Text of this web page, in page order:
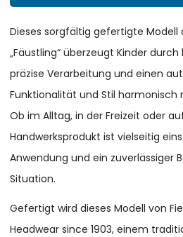
Dieses sorgfältig gefertigte Modell
„Fäustling“ überzeugt Kinder
präzise Verarbeitung und einen
Funktionalität und Stil
Ob im Alltag, in der Freizeit oder
Handwerksprodukt ist vielseitig
Anwendung und ein zuverlässiger
Situation.
Gefertigt wird dieses Modell von
Headwear since 1903, einem